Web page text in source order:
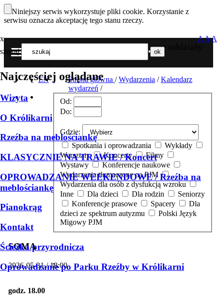
Niniejszy serwis wykorzystuje pliki cookie. Korzystanie z
serwisu oznacza akceptację tego stanu rzeczy.
Nasze oddziały
MENU
x
szukaj
Najczęściej oglądane
Wizyta
O Królikarni
Rzeźba na meblościankę
KLASYCZNIE NA TRAWIE / Koncert
OPROWADZANIE WEEKENDOWE / Rzeźba na
meblościankę
Pianokrąg
Kontakt
Ścieżka przyrodnicza
Oprowadzanie po Parku Rzeźby w Królikarni
AAA
EN Strona główna / Wydarzenia /Kalendarz
wydarzeń /
Od:
Do:
Gdzie:
Spotkania i oprowadzania
Wykłady
Warsztaty
Koncerty
Filmy
Wystawy
Konferencje naukowe
Wydarzenia tłumaczone na PJM
Wydarzenia dla osób z dysfukcją wzroku
Inne
Dla dzieci Dla rodzin
Seniorzy
Konferencje prasowe
Spacery
dzieci ze spektrum autyzmu
Migowy PJM
SOMA
2026-05-31 / 18:00
godz. 18.00